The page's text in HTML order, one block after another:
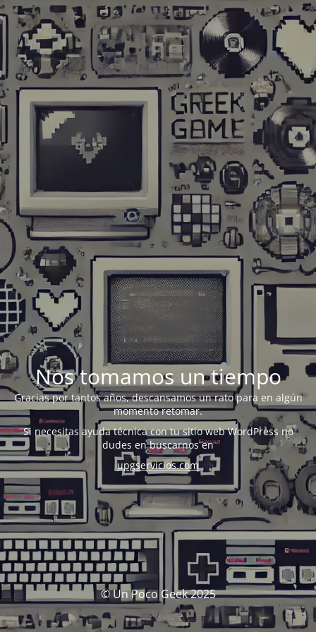
Nos tomamos un tiempo
Gracias por tantos años, descansamos un rato para en algún
momento retomar.
Si necesitas ayuda técnica con tu sitio web WordPress no
dudes en buscarnos en
upgservicios.com
© Un Poco Geek 2025